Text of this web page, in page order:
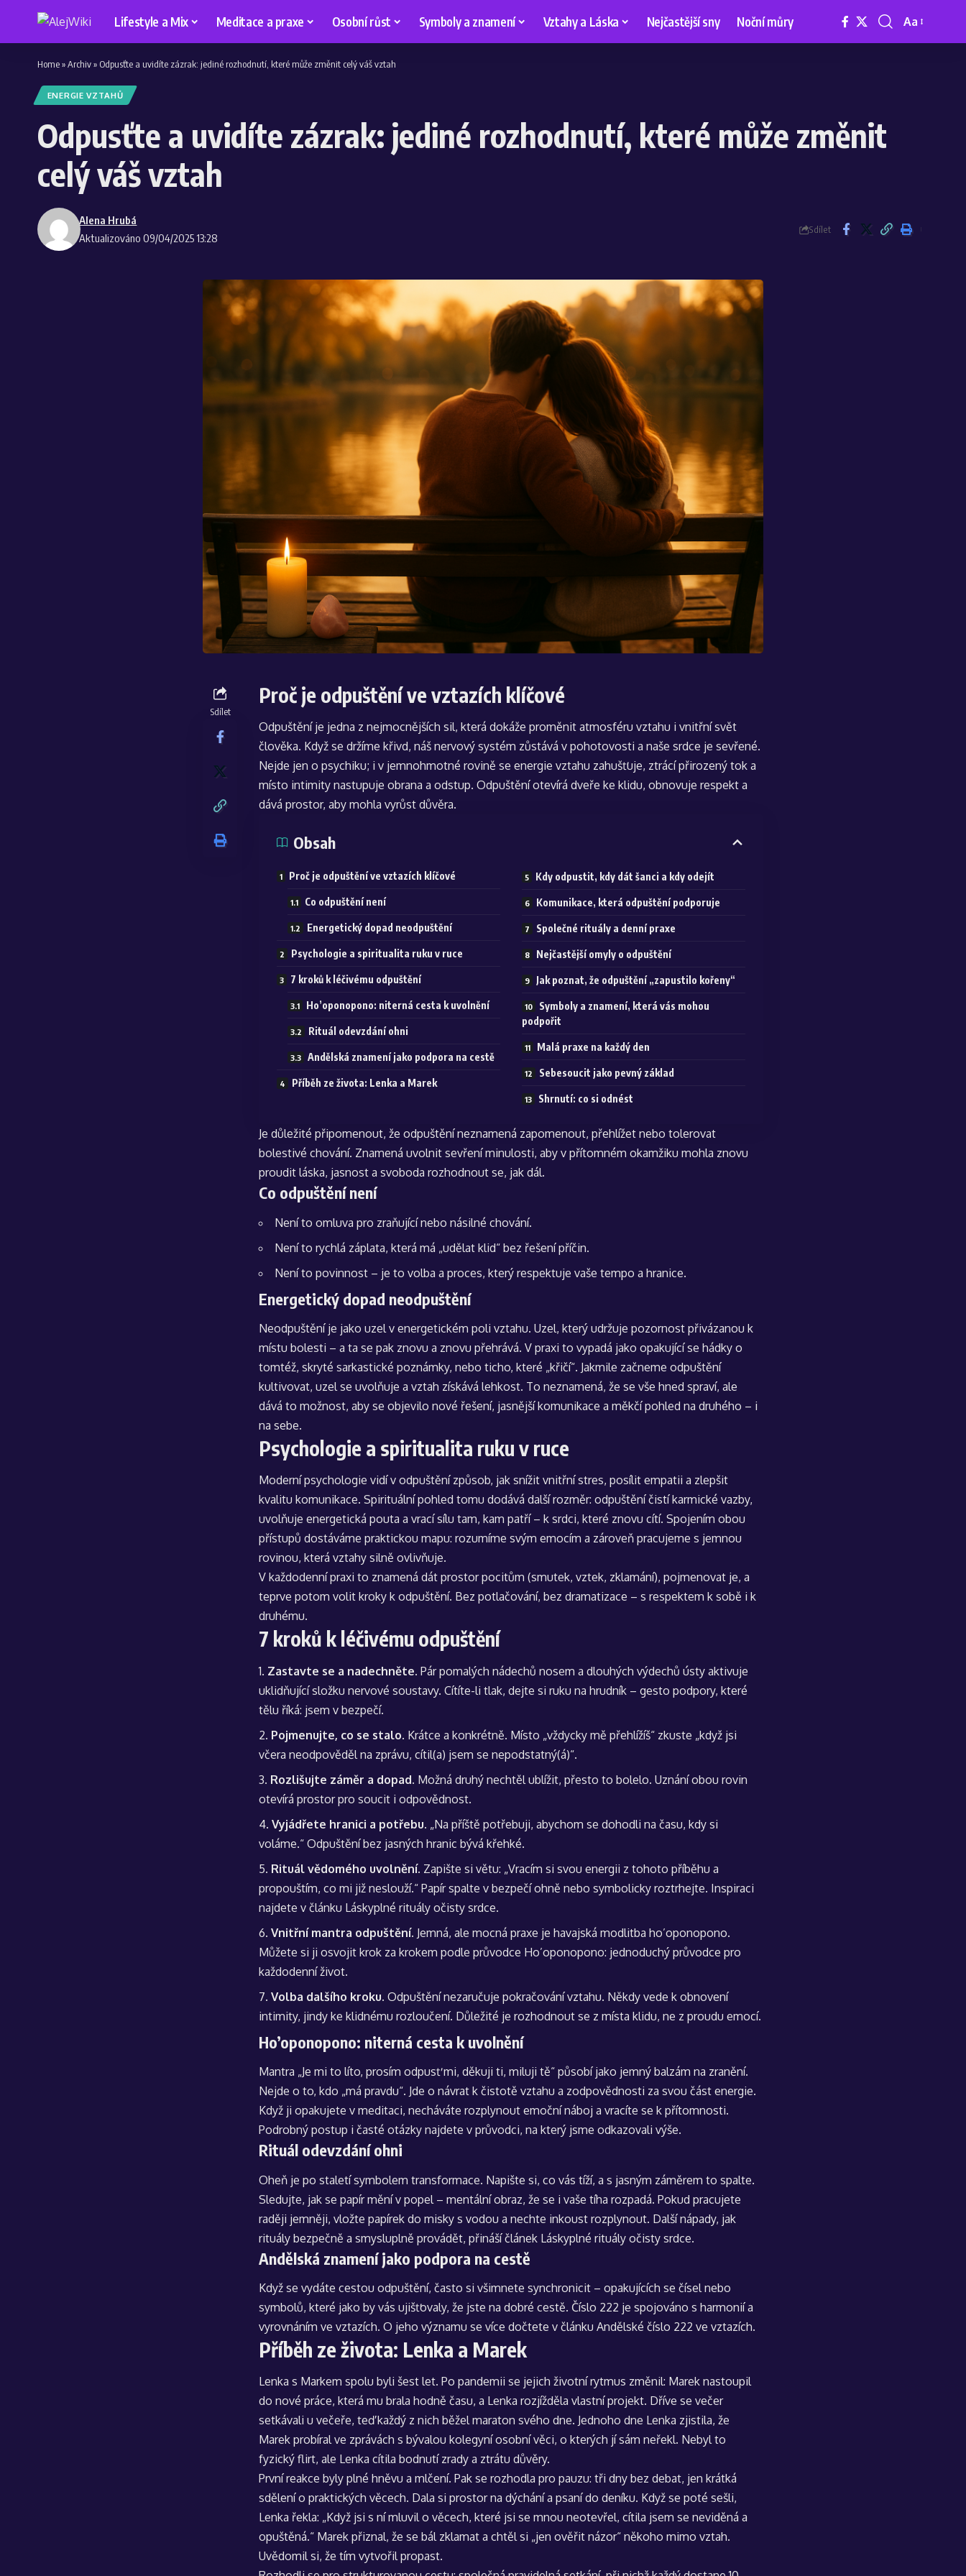
Lifestyle a Mix Meditace a praxe Osobní růst Symboly a znamení Vztahy a Láska Nejčastější sny Noční můry Aa
Home»Archiv» Odpusťte a uvidíte zázrak: jediné rozhodnutí, které může změnit celý váš vztah
ENERGIE VZTAHŮ
Odpusťte a uvidíte zázrak: jediné rozhodnutí, které může změnit
celý váš vztah
Aktualizováno 09/04/2025 13:28
Alena Hrubá
Sdílet
Sdílet
Proč je odpuštění ve vztazích klíčové
Odpuštění je jedna z nejmocnějších sil, která dokáže proměnit atmosféru vztahu i vnitřní svět
člověka. Když se držíme křivd, náš nervový systém zůstává v pohotovosti a naše srdce je sevřené.
Nejde jen o psychiku; i v jemnohmotné rovině se energie vztahu zahušťuje, ztrácí přirozený tok a
místo intimity nastupuje obrana a odstup. Odpuštění otevírá dveře ke klidu, obnovuje respekt a
dává prostor, aby mohla vyrůst důvěra.
Obsah
Proč je odpuštění ve vztazích klíčové
Co odpuštění není
Energetický dopad neodpuštění
Psychologie a spiritualita ruku v ruce
7 kroků k léčivému odpuštění
Ho’oponopono: niterná cesta k uvolnění
Rituál odevzdání ohni
Andělská znamení jako podpora na cestě
Příběh ze života: Lenka a Marek
Kdy odpustit, kdy dát šanci a kdy odejít
Komunikace, která odpuštění podporuje
Společné rituály a denní praxe
Nejčastější omyly o odpuštění
Jak poznat, že odpuštění „zapustilo kořeny“
Symboly a znamení, která vás mohou
podpořit
Malá praxe na každý den
Sebesoucit jako pevný základ
Shrnutí: co si odnést
Je důležité připomenout, že odpuštění neznamená zapomenout, přehlížet nebo tolerovat
bolestivé chování. Znamená uvolnit sevření minulosti, aby v přítomném okamžiku mohla znovu
proudit láska, jasnost a svoboda rozhodnout se, jak dál.
Co odpuštění není
Není to omluva pro zraňující nebo násilné chování.
Není to rychlá záplata, která má „udělat klid“ bez řešení příčin.
Není to povinnost – je to volba a proces, který respektuje vaše tempo a hranice.
Energetický dopad neodpuštění
Neodpuštění je jako uzel v energetickém poli vztahu. Uzel, který udržuje pozornost přivázanou k
místu bolesti – a ta se pak znovu a znovu přehrává. V praxi to vypadá jako opakující se hádky o
tomtéž, skryté sarkastické poznámky, nebo ticho, které „křičí“. Jakmile začneme odpuštění
kultivovat, uzel se uvolňuje a vztah získává lehkost. To neznamená, že se vše hned spraví, ale
dává to možnost, aby se objevilo nové řešení, jasnější komunikace a měkčí pohled na druhého – i
na sebe.
Psychologie a spiritualita ruku v ruce
Moderní psychologie vidí v odpuštění způsob, jak snížit vnitřní stres, posílit empatii a zlepšit
kvalitu komunikace. Spirituální pohled tomu dodává další rozměr: odpuštění čistí karmické vazby,
uvolňuje energetická pouta a vrací sílu tam, kam patří – k srdci, které znovu cítí. Spojením obou
přístupů dostáváme praktickou mapu: rozumíme svým emocím a zároveň pracujeme s jemnou
rovinou, která vztahy silně ovlivňuje.
V každodenní praxi to znamená dát prostor pocitům (smutek, vztek, zklamání), pojmenovat je, a
teprve potom volit kroky k odpuštění. Bez potlačování, bez dramatizace – s respektem k sobě i k
druhému.
7 kroků k léčivému odpuštění
Zastavte se a nadechněte. Pár pomalých nádechů nosem a dlouhých výdechů ústy aktivuje
uklidňující složku nervové soustavy. Cítíte-li tlak, dejte si ruku na hrudník – gesto podpory, které
tělu říká: jsem v bezpečí.
Pojmenujte, co se stalo. Krátce a konkrétně. Místo „vždycky mě přehlížíš“ zkuste „když jsi
včera neodpověděl na zprávu, cítil(a) jsem se nepodstatný(á)“.
Rozlišujte záměr a dopad. Možná druhý nechtěl ublížit, přesto to bolelo. Uznání obou rovin
otevírá prostor pro soucit i odpovědnost.
Vyjádřete hranici a potřebu. „Na příště potřebuji, abychom se dohodli na času, kdy si
voláme.“ Odpuštění bez jasných hranic bývá křehké.
Rituál vědomého uvolnění. Zapište si větu: „Vracím si svou energii z tohoto příběhu a
propouštím, co mi již neslouží.“ Papír spalte v bezpečí ohně nebo symbolicky roztrhejte. Inspiraci
najdete v článku Láskyplné rituály očisty srdce.
Vnitřní mantra odpuštění. Jemná, ale mocná praxe je havajská modlitba ho’oponopono.
Můžete si ji osvojit krok za krokem podle průvodce Ho’oponopono: jednoduchý průvodce pro
každodenní život.
Volba dalšího kroku. Odpuštění nezaručuje pokračování vztahu. Někdy vede k obnovení
intimity, jindy ke klidnému rozloučení. Důležité je rozhodnout se z místa klidu, ne z proudu emocí.
Ho’oponopono: niterná cesta k uvolnění
Mantra „Je mi to líto, prosím odpusť mi, děkuji ti, miluji tě“ působí jako jemný balzám na zranění.
Nejde o to, kdo „má pravdu“. Jde o návrat k čistotě vztahu a zodpovědnosti za svou část energie.
Když ji opakujete v meditaci, necháváte rozplynout emoční náboj a vracíte se k přítomnosti.
Podrobný postup i časté otázky najdete v průvodci, na který jsme odkazovali výše.
Rituál odevzdání ohni
Oheň je po staletí symbolem transformace. Napište si, co vás tíží, a s jasným záměrem to spalte.
Sledujte, jak se papír mění v popel – mentální obraz, že se i vaše tíha rozpadá. Pokud pracujete
raději jemněji, vložte papírek do misky s vodou a nechte inkoust rozplynout. Další nápady, jak
rituály bezpečně a smysluplně provádět, přináší článek Láskyplné rituály očisty srdce.
Andělská znamení jako podpora na cestě
Když se vydáte cestou odpuštění, často si všimnete synchronicit – opakujících se čísel nebo
symbolů, které jako by vás ujišťovaly, že jste na dobré cestě. Číslo 222 je spojováno s harmonií a
vyrovnáním ve vztazích. O jeho významu se více dočtete v článku Andělské číslo 222 ve vztazích.
Příběh ze života: Lenka a Marek
Lenka s Markem spolu byli šest let. Po pandemii se jejich životní rytmus změnil: Marek nastoupil
do nové práce, která mu brala hodně času, a Lenka rozjížděla vlastní projekt. Dříve se večer
setkávali u večeře, teď každý z nich běžel maraton svého dne. Jednoho dne Lenka zjistila, že
Marek probíral ve zprávách s bývalou kolegyní osobní věci, o kterých jí sám neřekl. Nebyl to
fyzický flirt, ale Lenka cítila bodnutí zrady a ztrátu důvěry.
První reakce byly plné hněvu a mlčení. Pak se rozhodla pro pauzu: tři dny bez debat, jen krátká
sdělení o praktických věcech. Dala si prostor na dýchání a psaní do deníku. Když se poté sešli,
Lenka řekla: „Když jsi s ní mluvil o věcech, které jsi se mnou neotevřel, cítila jsem se neviděná a
opuštěná.“ Marek přiznal, že se bál zklamat a chtěl si „jen ověřit názor“ někoho mimo vztah.
Uvědomil si, že tím vytvořil propast.